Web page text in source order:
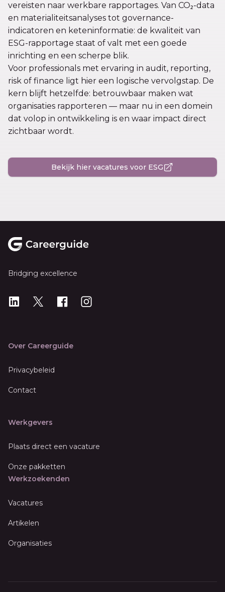
vereisten naar werkbare rapportages. Van CO₂-data
en materialiteitsanalyses tot governance-
indicatoren en keteninformatie: de kwaliteit van
ESG-rapportage staat of valt met een goede
inrichting en een scherpe blik.
Voor professionals met ervaring in audit, reporting,
risk of finance ligt hier een logische vervolgstap. De
kern blijft hetzelfde: betrouwbaar maken wat
organisaties rapporteren — maar nu in een domein
dat volop in ontwikkeling is en waar impact direct
zichtbaar wordt.
Bekijk hier vacatures voor ESG
Bridging excellence
LinkedIn
X Instagram
Over Careerguide
Privacybeleid
Contact
Werkgevers
Plaats direct een vacature
Onze pakketten
Werkzoekenden
Vacatures
Artikelen
Organisaties